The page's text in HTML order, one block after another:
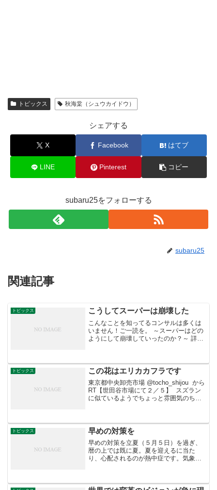
トピックス 秋海棠（シュウカイドウ）
シェアする
X Facebook はてブ
LINE Pinterest コピー
subaru25をフォローする
subaru25
関連記事
トピックス こうしてスーパーは崩壊した
こんなことを知ってるコンサルは多くは
いません！ご一読を。 ～スーパーはどの
ようにして崩壊していったのか？～ 詳細
トピックス この花はエリカカフラです
東京都中央卸売市場 @tocho_shijou から
RT【世田谷市場にて２／５】 スズラン
に似ているようでちょっと雰囲気のちが
さんぶら下がって咲いています。ツツ
ジ...
トピックス 早めの対策を
早めの対策を立夏（５月５日）を過ぎ、
暦の上では既に夏。夏を迎えるに当た
り、心配されるのが熱中症です。気象庁
込みで、今年も油断できません。熱中症